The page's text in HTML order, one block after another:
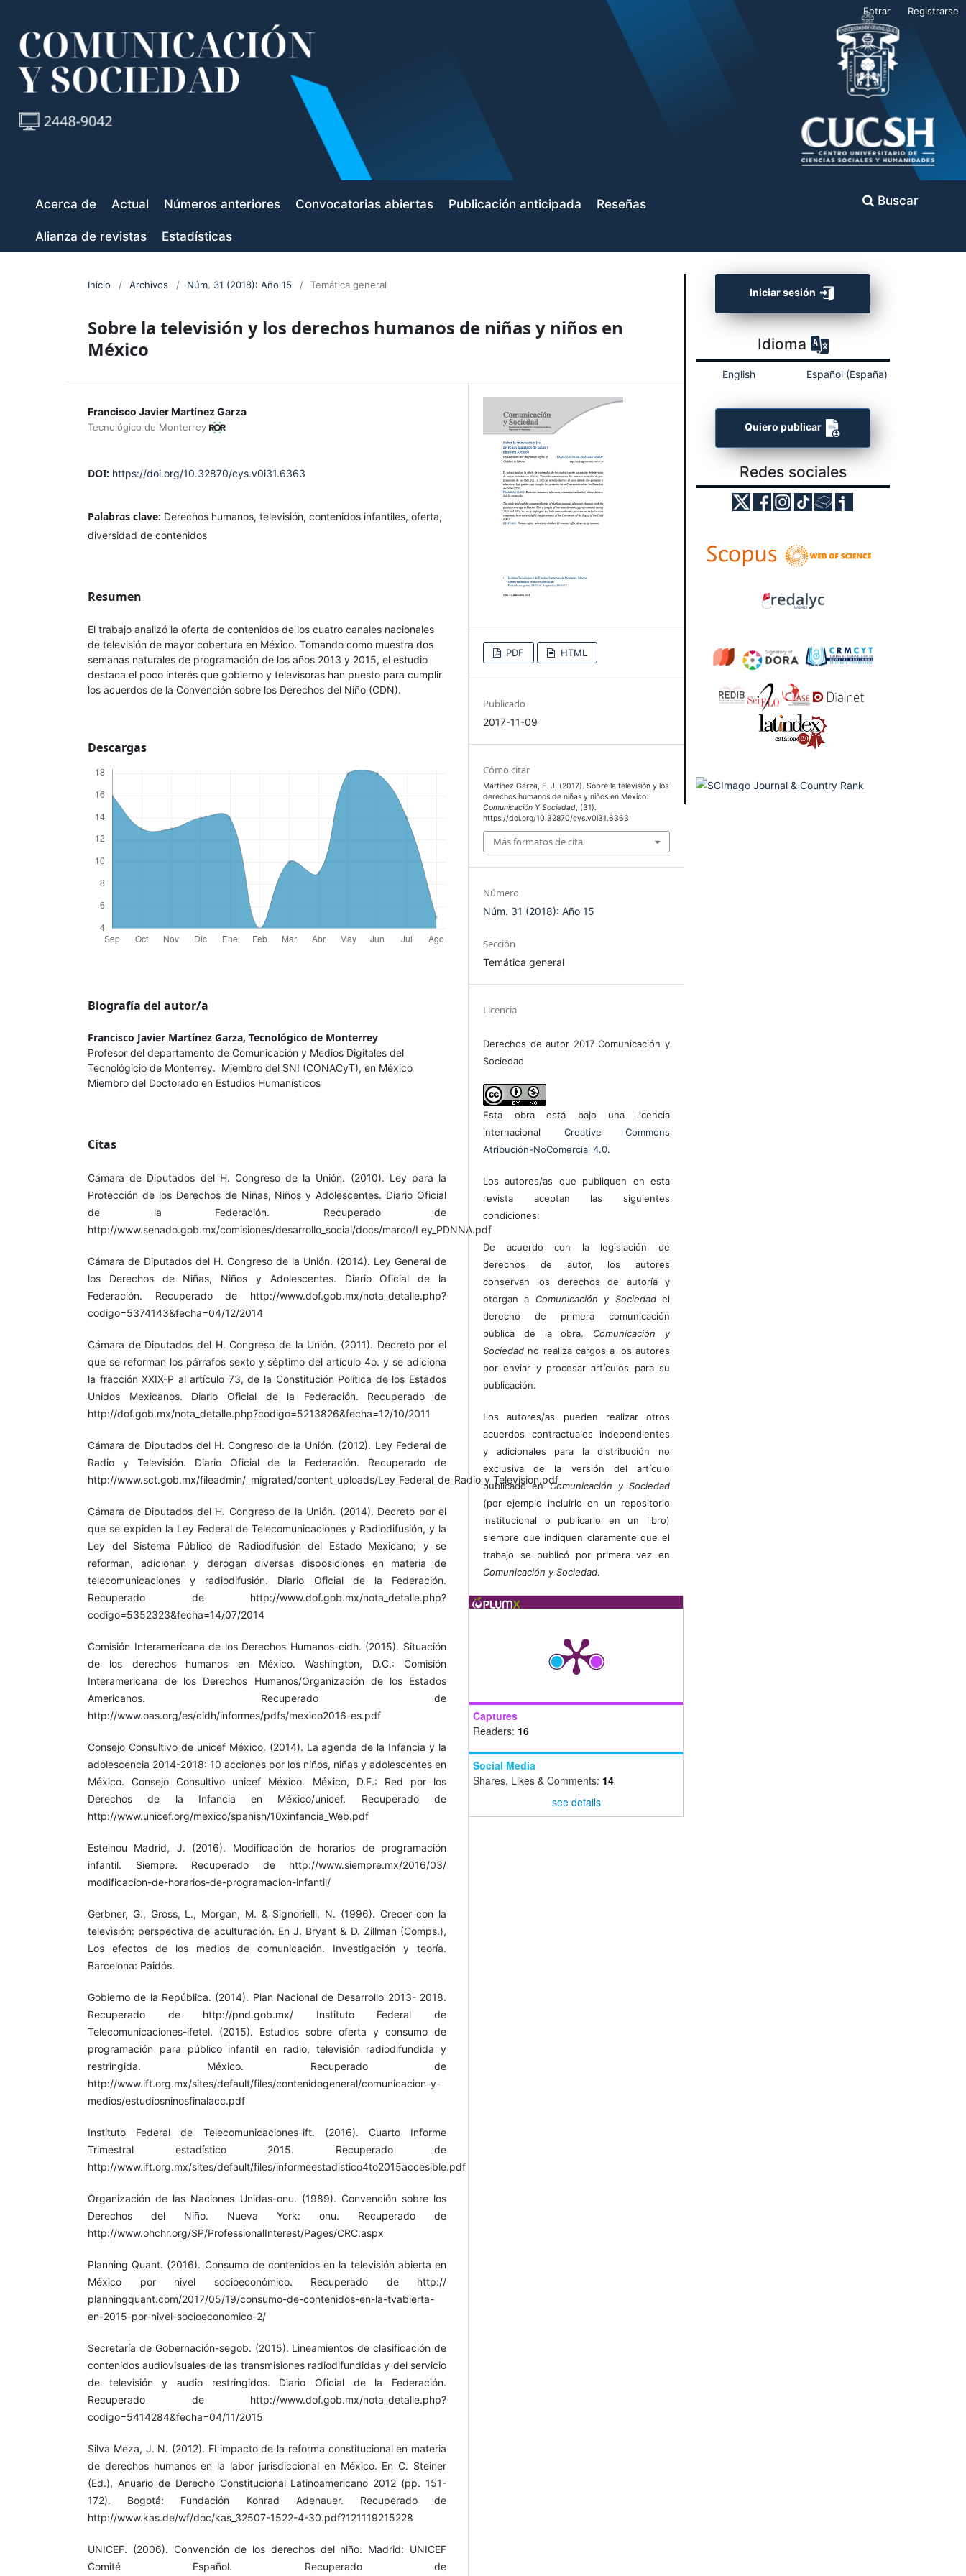
Acerca de Actual Números anteriores Convocatorias abiertas Publicación anticipada Reseñas
Alianza de revistas Estadísticas
Buscar
Entrar Registrarse
Inicio / Archivos / Núm. 31 (2018): Año 15 / Temática general
Sobre la televisión y los derechos humanos de niñas y niños en
México
Francisco Javier Martínez Garza
Tecnológico de Monterrey
DOI: https://doi.org/10.32870/cys.v0i31.6363
Palabras clave: Derechos humanos, televisión, contenidos infantiles, oferta,
diversidad de contenidos
Resumen
El trabajo analizó la oferta de contenidos de los cuatro canales nacionales
de televisión de mayor cobertura en México. Tomando como muestra dos
semanas naturales de programación de los años 2013 y 2015, el estudio
destaca el poco interés que gobierno y televisoras han puesto para cumplir
los acuerdos de la Convención sobre los Derechos del Niño (CDN).
Descargas
Biografía del autor/a
Francisco Javier Martínez Garza, Tecnológico de Monterrey
Profesor del departamento de Comunicación y Medios Digitales del
Tecnológicio de Monterrey. Miembro del SNI (CONACyT), en México
Miembro del Doctorado en Estudios Humanísticos
Citas
Cámara de Diputados del H. Congreso de la Unión. (2010). Ley para la
Protección de los Derechos de Niñas, Niños y Adolescentes. Diario Oficial
de la Federación. Recuperado de
http://www.senado.gob.mx/comisiones/desarrollo_social/docs/marco/Ley_PDNNA.pdf
Cámara de Diputados del H. Congreso de la Unión. (2014). Ley General de
los Derechos de Niñas, Niños y Adolescentes. Diario Oficial de la
Federación. Recuperado de http://www.dof.gob.mx/nota_detalle.php?
codigo=5374143&fecha=04/12/2014
Cámara de Diputados del H. Congreso de la Unión. (2011). Decreto por el
que se reforman los párrafos sexto y séptimo del artículo 4o. y se adiciona
la fracción XXIX-P al artículo 73, de la Constitución Política de los Estados
Unidos Mexicanos. Diario Oficial de la Federación. Recuperado de
http://dof.gob.mx/nota_detalle.php?codigo=5213826&fecha=12/10/2011
Cámara de Diputados del H. Congreso de la Unión. (2012). Ley Federal de
Radio y Televisión. Diario Oficial de la Federación. Recuperado de
http://www.sct.gob.mx/fileadmin/_migrated/content_uploads/Ley_Federal_de_Radio_y_Television.pdf
Cámara de Diputados del H. Congreso de la Unión. (2014). Decreto por el
que se expiden la Ley Federal de Telecomunicaciones y Radiodifusión, y la
Ley del Sistema Público de Radiodifusión del Estado Mexicano; y se
reforman, adicionan y derogan diversas disposiciones en materia de
telecomunicaciones y radiodifusión. Diario Oficial de la Federación.
Recuperado de http://www.dof.gob.mx/nota_detalle.php?
codigo=5352323&fecha=14/07/2014
Comisión Interamericana de los Derechos Humanos-cidh. (2015). Situación
de los derechos humanos en México. Washington, D.C.: Comisión
Interamericana de los Derechos Humanos/Organización de los Estados
Americanos. Recuperado de
http://www.oas.org/es/cidh/informes/pdfs/mexico2016-es.pdf
Consejo Consultivo de unicef México. (2014). La agenda de la Infancia y la
adolescencia 2014-2018: 10 acciones por los niños, niñas y adolescentes en
México. Consejo Consultivo unicef México. México, D.F.: Red por los
Derechos de la Infancia en México/unicef. Recuperado de
http://www.unicef.org/mexico/spanish/10xinfancia_Web.pdf
Esteinou Madrid, J. (2016). Modificación de horarios de programación
infantil. Siempre. Recuperado de http://www.siempre.mx/2016/03/
modificacion-de-horarios-de-programacion-infantil/
Gerbner, G., Gross, L., Morgan, M. & Signorielli, N. (1996). Crecer con la
televisión: perspectiva de aculturación. En J. Bryant & D. Zillman (Comps.),
Los efectos de los medios de comunicación. Investigación y teoría.
Barcelona: Paidós.
Gobierno de la República. (2014). Plan Nacional de Desarrollo 2013- 2018.
Recuperado de http://pnd.gob.mx/ Instituto Federal de
Telecomunicaciones-ifetel. (2015). Estudios sobre oferta y consumo de
programación para público infantil en radio, televisión radiodifundida y
restringida. México. Recuperado de
http://www.ift.org.mx/sites/default/files/contenidogeneral/comunicacion-y-
medios/estudiosninosfinalacc.pdf
Instituto Federal de Telecomunicaciones-ift. (2016). Cuarto Informe
Trimestral estadístico 2015. Recuperado de
http://www.ift.org.mx/sites/default/files/informeestadistico4to2015accesible.pdf
Organización de las Naciones Unidas-onu. (1989). Convención sobre los
Derechos del Niño. Nueva York: onu. Recuperado de
http://www.ohchr.org/SP/ProfessionalInterest/Pages/CRC.aspx
Planning Quant. (2016). Consumo de contenidos en la televisión abierta en
México por nivel socioeconómico. Recuperado de http://
planningquant.com/2017/05/19/consumo-de-contenidos-en-la-tvabierta-
en-2015-por-nivel-socioeconomico-2/
Secretaría de Gobernación-segob. (2015). Lineamientos de clasificación de
contenidos audiovisuales de las transmisiones radiodifundidas y del servicio
de televisión y audio restringidos. Diario Oficial de la Federación.
Recuperado de http://www.dof.gob.mx/nota_detalle.php?
codigo=5414284&fecha=04/11/2015
Silva Meza, J. N. (2012). El impacto de la reforma constitucional en materia
de derechos humanos en la labor jurisdiccional en México. En C. Steiner
(Ed.), Anuario de Derecho Constitucional Latinoamericano 2012 (pp. 151-
172). Bogotá: Fundación Konrad Adenauer. Recuperado de
http://www.kas.de/wf/doc/kas_32507-1522-4-30.pdf?121119215228
UNICEF. (2006). Convención de los derechos del niño. Madrid: UNICEF
Comité Español. Recuperado de
PDF HTML
Publicado
2017-11-09
Cómo citar
Martínez Garza, F. J. (2017). Sobre la televisión y los
derechos humanos de niñas y niños en México.
Comunicación Y Sociedad, (31).
https://doi.org/10.32870/cys.v0i31.6363
Más formatos de cita
Número
Núm. 31 (2018): Año 15
Sección
Temática general
Licencia
Derechos de autor 2017 Comunicación y
Sociedad
Esta obra está bajo una licencia
internacional Creative Commons
Atribución-NoComercial 4.0.
Los autores/as que publiquen en esta
revista aceptan las siguientes
condiciones:
De acuerdo con la legislación de
derechos de autor, los autores
conservan los derechos de autoría y
otorgan a Comunicación y Sociedadel
derecho de primera comunicación
pública de la obra. Comunicación y
Sociedad no realiza cargos a los autores
por enviar y procesar artículos para su
publicación.
Los autores/as pueden realizar otros
acuerdos contractuales independientes
y adicionales para la distribución no
exclusiva de la versión del artículo
publicado enComunicación y Sociedad
(por ejemplo incluirlo en un repositorio
institucional o publicarlo en un libro)
siempre que indiquen claramente que el
trabajo se publicó por primera vez en
Comunicación y Sociedad.
Captures
Readers: 16
Social Media
Shares, Likes & Comments: 14
see details
Iniciar sesión
Idioma
English Español (España)
Quiero publicar
Redes sociales